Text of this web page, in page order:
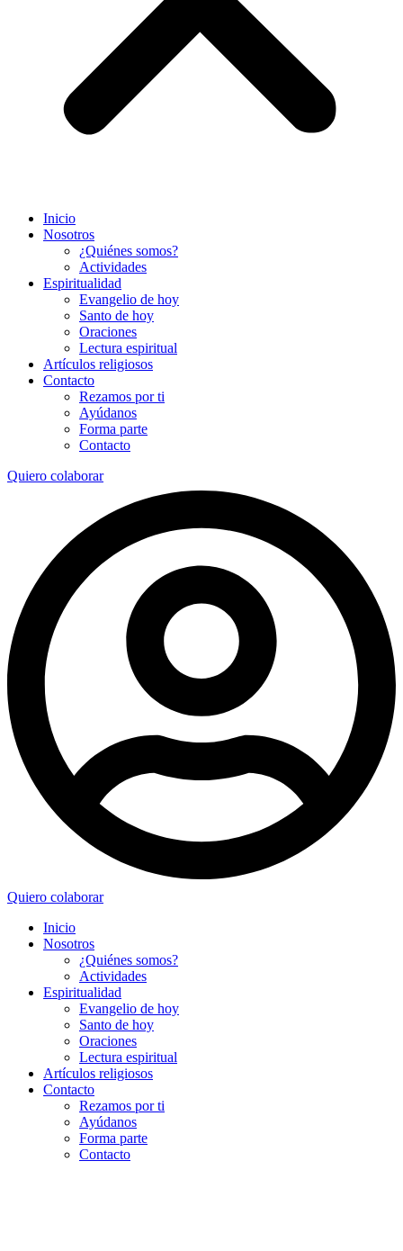
Inicio
Nosotros
¿Quiénes somos?
Actividades
Espiritualidad
Evangelio de hoy
Santo de hoy
Oraciones
Lectura espiritual
Artículos religiosos
Contacto
Rezamos por ti
Ayúdanos
Forma parte
Contacto
Quiero colaborar
Quiero colaborar
Inicio
Nosotros
¿Quiénes somos?
Actividades
Espiritualidad
Evangelio de hoy
Santo de hoy
Oraciones
Lectura espiritual
Artículos religiosos
Contacto
Rezamos por ti
Ayúdanos
Forma parte
Contacto